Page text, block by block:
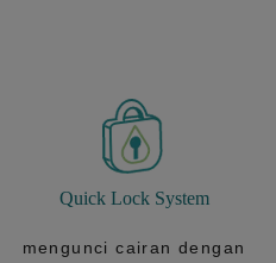
Quick Lock System
mengunci cairan dengan